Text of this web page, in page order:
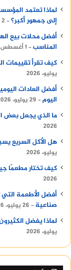
إلى جمهور أكبر؟ 2 أغسطس، 2026
أفضل محلات بيع
المناسب 1 أغسطس، 2026
كيف تقرأ تقييمات
يوليو، 2026
أفضل العادات
اليوم
29 يوليو، 2026
ما الذي يجعل بعض
2026
هل الأكل السريع
يوليو، 2026
كيف تختار مطعمًا
2026
أفضل الأطعمة
صناعية
26 يوليو، 2026
لماذا يفضل
يوليو، 2026